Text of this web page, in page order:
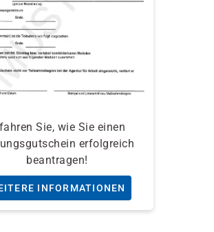
Sie, wie Sie einen
erfolgreich
beantragen!
INFORMATIONEN